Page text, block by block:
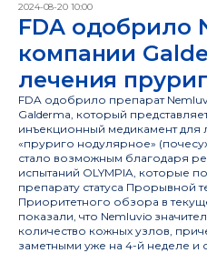
2024-08-20 10:00
FDA одобрило
компании
лечения
FDA одобрило препарат
Galderma, который
инъекционный медикамент для
«пруриго нодулярное»
стало возможным благодаря
испытаний OLYMPIA, которые
препарату статуса Прорывной
Приоритетного обзора в
показали, что Nemluvio
количество кожных узлов,
заметными уже на 4-й неделе и